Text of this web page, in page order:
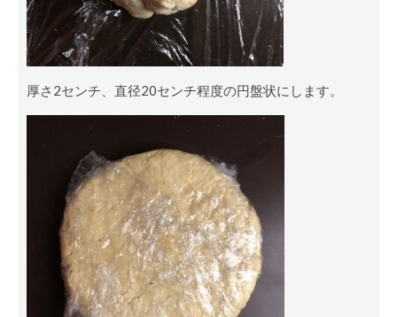
厚さ2センチ、直径20センチ程度の円盤状にします。